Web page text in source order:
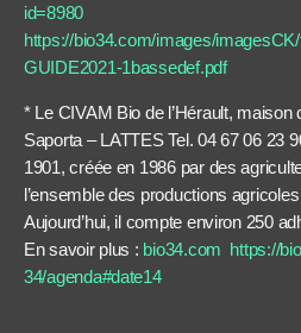
id=8980
https://bio34.com/images/
GUIDE2021-1bassedef.pdf
* Le CIVAM Bio de l’Hérault,
Saporta – LATTES Tel. 04 67 06 23
1901, créée en 1986 par des
l’ensemble des productions
Aujourd’hui, il compte environ 250
En savoir plus : bio34.com https://
34/agenda#date14